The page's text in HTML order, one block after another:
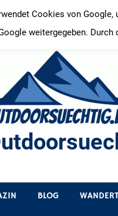
BLOG
Cookies von
weitergegeben.